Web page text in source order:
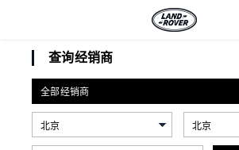
查询经销商
全部经销商
北京 北京